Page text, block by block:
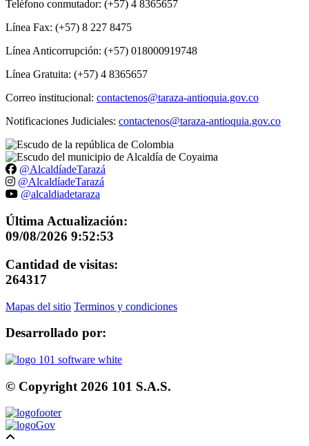
Teléfono conmutador: (+57) 4 8365657
Línea Fax: (+57) 8 227 8475
Línea Anticorrupción: (+57) 018000919748
Línea Gratuita: (+57) 4 8365657
Correo institucional: contactenos@taraza-antioquia.gov.co
Notificaciones Judiciales: contactenos@taraza-antioquia.gov.co
@AlcaldíadeTarazá
@AlcaldíadeTarazá
@alcaldiadetaraza
Última Actualización:
09/08/2026 9:52:53
Cantidad de visitas:
264317
Mapas del sitio Terminos y condiciones
Desarrollado por:
© Copyright 2026 101 S.A.S.